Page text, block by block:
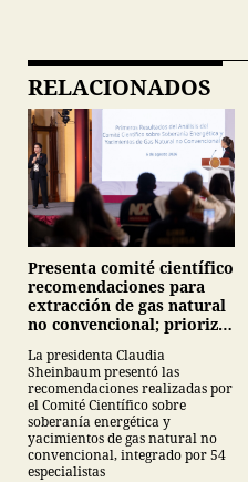
RELACIONADOS
Presenta comité científico
recomendaciones para
extracción de gas natural
no convencional; prioriza
descarta yacimiento
Tampico-Misantla
La presidenta Claudia
Sheinbaum presentó las
recomendaciones realizadas por
el Comité Científico sobre
soberanía energética y
yacimientos de gas natural no
convencional, integrado por 54
especialistas